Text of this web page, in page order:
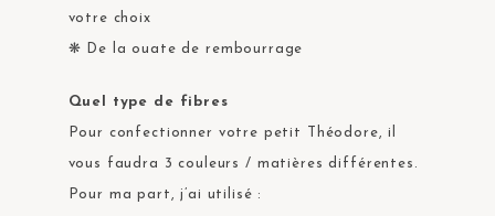
votre choix
❋ De la ouate de rembourrage
Quel type de fibres
Pour confectionner votre petit Théodore, il
vous faudra 3 couleurs / matières différentes.
Pour ma part, j’ai utilisé :